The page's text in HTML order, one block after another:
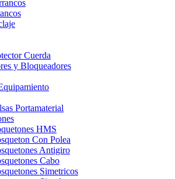
Cuerda
y Bloqueadores
Portamaterial
HMS
Con Polea
Antigiro
Cabo
Simetricos